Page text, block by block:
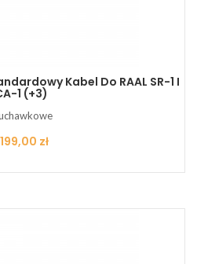
Kabel Do RAAL SR-1 I
1 (+3)
zł